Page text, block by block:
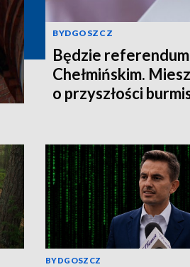
BYDGOSZCZ
Będzie
Chełmińskim.
o przyszłości
BYDGOSZCZ